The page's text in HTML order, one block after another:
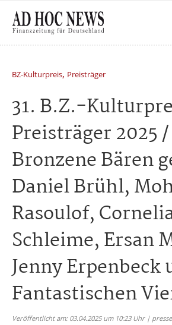
BZ-Kulturpreis, Preisträger
31. B.Z.-
Preisträger 2025 /
Bronzene Bären
Daniel Brühl,
Rasoulof,
Schleime, Ersan
Jenny Erpenbeck
Fantastischen
Veröffentlicht am: 03.04.2025 um 10:23 Uhr |